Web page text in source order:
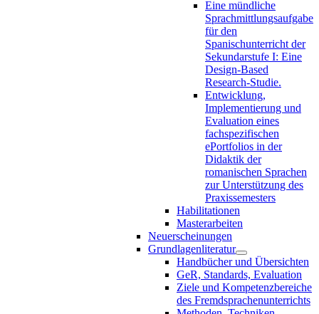
Eine mündliche
Sprachmittlungsaufgabe
für den
Spanischunterricht der
Sekundarstufe I: Eine
Design-Based
Research-Studie.
Entwicklung,
Implementierung und
Evaluation eines
fachspezifischen
ePortfolios in der
Didaktik der
romanischen Sprachen
zur Unterstützung des
Praxissemesters
Habilitationen
Masterarbeiten
Neuerscheinungen
Grundlagenliteratur
Handbücher und Übersichten
GeR, Standards, Evaluation
Ziele und Kompetenzbereiche
des Fremdsprachenunterrichts